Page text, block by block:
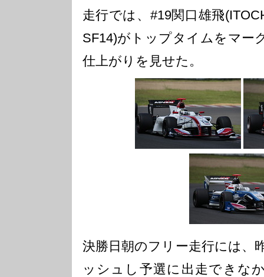
走行では、#19関口雄飛
SF14)がトップタイムをマー
仕上がりを見せた。
決勝日朝のフリー走行には、
ッシュし予選に出走できな